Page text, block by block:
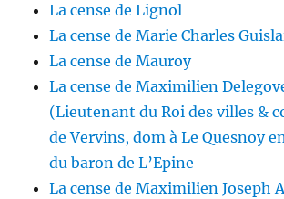
La cense de Lignol
La cense de Marie Charles
La cense de Mauroy
La cense de Maximilien
(Lieutenant du Roi des villes &
de Vervins, dom à Le Quesnoy
du baron de L’Epine
La cense de Maximilien Joseph